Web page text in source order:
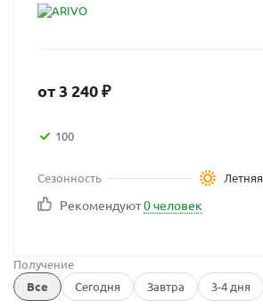
от3 240₽
100
Сезонность Летняя
Рекомендуют0 человек
Получение
Все
Сегодня Завтра 3-4 дня